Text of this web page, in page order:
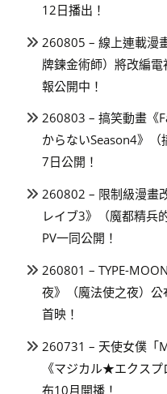
12日播出！
260805 – 線上連載漫
牌鍊金術師）將改編
報公開中！
260803 – 搞笑動畫《
からないSeason4》
7日公開！
260802 – 限制級漫畫
レイブ3》（魔都精兵
PV一同公開！
260801 – TYPE-
夜》（魔法使之夜）
首映！
260731 – 天使女僕「
《マジカル★エクス
布10月開播！